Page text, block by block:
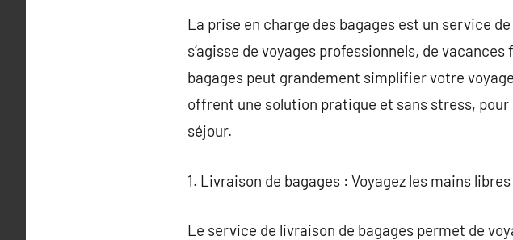
La prise en charge des bagages est un service
s’agisse de voyages professionnels, de
bagages peut grandement simplifier votre
offrent une solution pratique et sans stress, pour
séjour.
1. Livraison de bagages : Voyagez les mains libres
Le service de livraison de bagages permet de